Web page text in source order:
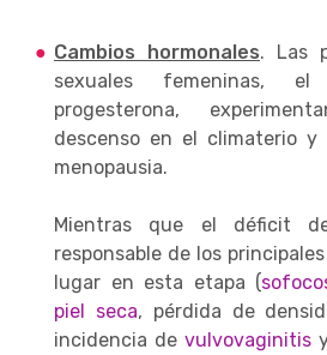
Cambios hormonales. Las
sexuales femeninas,
progesterona,
descenso en el climaterio
menopausia.
Mientras que el déficit
responsable de los
lugar en esta etapa (
piel seca, pérdida de
incidencia devulvovaginitis